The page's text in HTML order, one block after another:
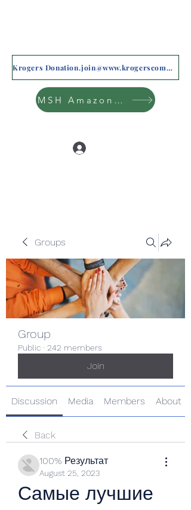
Krogers Donation.join@www.krogerscommunityrewards.com
MSH Amazon Wishlist
Groups
Group
Public · 242 members
Join
Discussion Media Members About
Back
100% Результат
August 25, 2023
Самые лучшие